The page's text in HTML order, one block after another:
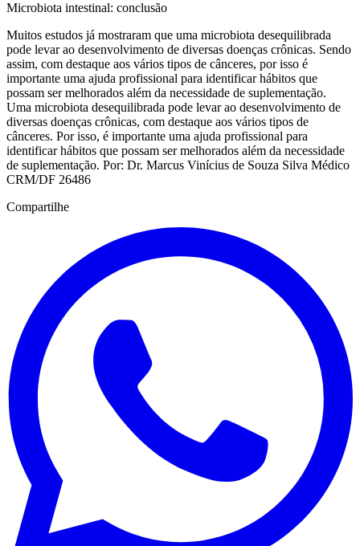
Microbiota intestinal: conclusão
Muitos estudos já mostraram que uma microbiota desequilibrada
pode levar ao desenvolvimento de diversas doenças crônicas. Sendo
assim, com destaque aos vários tipos de cânceres, por isso é
importante uma ajuda profissional para identificar hábitos que
possam ser melhorados além da necessidade de suplementação.
Uma microbiota desequilibrada pode levar ao desenvolvimento de
diversas doenças crônicas, com destaque aos vários tipos de
cânceres. Por isso, é importante uma ajuda profissional para
identificar hábitos que possam ser melhorados além da necessidade
de suplementação. Por: Dr. Marcus Vinícius de Souza Silva Médico
CRM/DF 26486
Compartilhe